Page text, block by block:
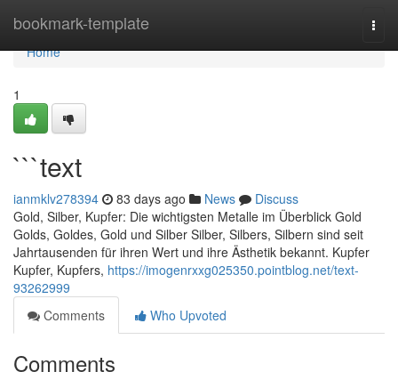
bookmark-template
Home
Home
1
```text
ianmklv278394 83 days ago News
Discuss
Gold, Silber, Kupfer: Die wichtigsten Metalle im Überblick Gold
Golds, Goldes, Gold und Silber Silber, Silbers, Silbern sind seit
Jahrtausenden für ihren Wert und ihre Ästhetik bekannt. Kupfer
Kupfer, Kupfers, https://imogenrxxg025350.pointblog.net/text-
93262999
Comments
Who Upvoted
Comments